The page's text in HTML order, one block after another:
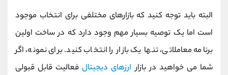
البته باید توجه کنید که بازارهای مختلفی برای انتخاب موجود
است اما یک توصیه بسیار مهم وجود دارد که در ساخت اولین
برنامه معاملاتی، تنها یک بازار را انتخاب کنید. برای نمونه، اگر
شما می خواهید در بازار ارزهای دیجیتالفعالیت قابل قبولی